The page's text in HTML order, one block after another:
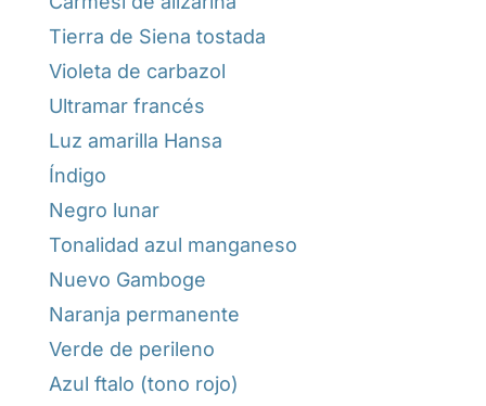
Tierra de Siena tostada
Violeta de carbazol
Ultramar francés
Luz amarilla Hansa
Índigo
Negro lunar
Tonalidad azul manganeso
Nuevo Gamboge
Naranja permanente
Verde de perileno
Azul ftalo (tono rojo)